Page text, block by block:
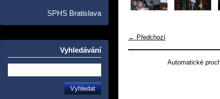
← Předchozí
Automatické
SPHS Bratislava
Vyhledávání